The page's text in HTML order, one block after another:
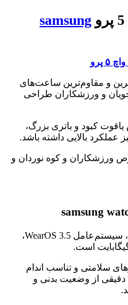
samsung
پرو
و مقاوم‌ترین ساعت‌های
و ورزشکاران طراحی
یاقوت کبود و باتری بزرگ،
بالایی داشته باشد.
ورزشکاران و کوه نوردان و
دارای نمایشگر OLED با کیفیت بالا، سیستم‌عامل WearOS 3.5،
سلامتی و تناسب اندام
دقیقی از وضعیت بدنی و